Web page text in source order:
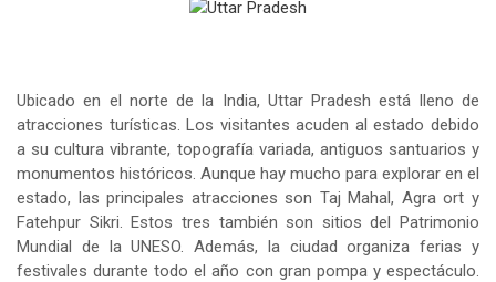
Ubicado en el norte de la India, Uttar Pradesh está lleno de
atracciones turísticas. Los visitantes acuden al estado debido
a su cultura vibrante, topografía variada, antiguos santuarios y
monumentos históricos. Aunque hay mucho para explorar en el
estado, las principales atracciones son Taj Mahal, Agra ort y
Fatehpur Sikri. Estos tres también son sitios del Patrimonio
Mundial de la UNESO. Además, la ciudad organiza ferias y
festivales durante todo el año con gran pompa y espectáculo.